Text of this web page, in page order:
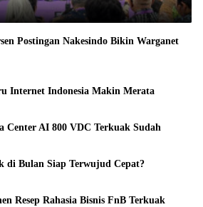
Postingan Nakesindo Bikin Warganet
Internet Indonesia Makin Merata
Center AI 800 VDC Terkuak Sudah
di Bulan Siap Terwujud Cepat?
Resep Rahasia Bisnis FnB Terkuak